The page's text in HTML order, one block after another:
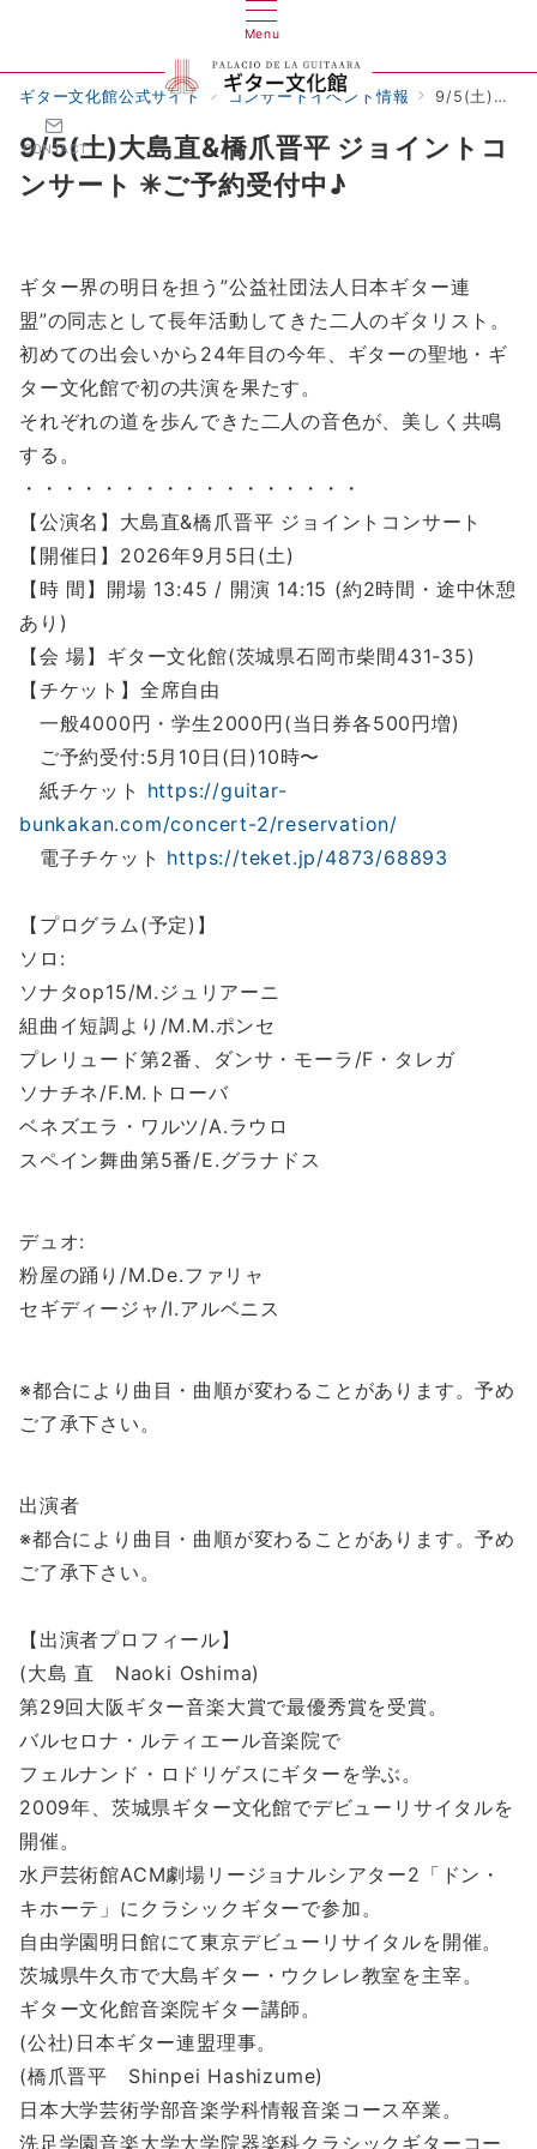
Menu
CONTACT
ギター文化館公式サイト コンサートイベント情報 9/5(土)大島直&橋爪晋平 ジョイントコンサート ✳︎ご予約受付中♪
9/5(土)大島直&橋爪晋平 ジョイントコ
ンサート ✳︎ご予約受付中♪
ギター界の明日を担う”公益社団法人日本ギター連
盟”の同志として長年活動してきた二人のギタリスト。
初めての出会いから24年目の今年、ギターの聖地・ギ
ター文化館で初の共演を果たす。
それぞれの道を歩んできた二人の音色が、美しく共鳴
する。
・・・・・・・・・・・・・・・・・
【公演名】大島直&橋爪晋平 ジョイントコンサート
【開催日】2026年9月5日(土)
【時 間】開場 13:45 / 開演 14:15 (約2時間・途中休憩
あり)
【会 場】ギター文化館(茨城県石岡市柴間431-35)
【チケット】全席自由
一般4000円・学生2000円(当日券各500円増)
ご予約受付:5月10日(日)10時〜
紙チケット https://guitar-
bunkakan.com/concert-2/reservation/
電子チケット https://teket.jp/4873/68893
【プログラム(予定)】
ソロ:
ソナタop15/M.ジュリアーニ
組曲イ短調より/M.M.ポンセ
プレリュード第2番、ダンサ・モーラ/F・タレガ
ソナチネ/F.M.トローバ
ベネズエラ・ワルツ/A.ラウロ
スペイン舞曲第5番/E.グラナドス
デュオ:
粉屋の踊り/M.De.ファリャ
セギディージャ/I.アルベニス
※都合により曲目・曲順が変わることがあります。予め
ご了承下さい。
出演者
※都合により曲目・曲順が変わることがあります。予め
ご了承下さい。
【出演者プロフィール】
(大島 直 Naoki Oshima)
第29回大阪ギター音楽大賞で最優秀賞を受賞。
バルセロナ・ルティエール音楽院で
フェルナンド・ロドリゲスにギターを学ぶ。
2009年、茨城県ギター文化館でデビューリサイタルを
開催。
水戸芸術館ACM劇場リージョナルシアター2「ドン・
キホーテ」にクラシックギターで参加。
自由学園明日館にて東京デビューリサイタルを開催。
茨城県牛久市で大島ギター・ウクレレ教室を主宰。
ギター文化館音楽院ギター講師。
(公社)日本ギター連盟理事。
(橋爪晋平 Shinpei Hashizume)
日本大学芸術学部音楽学科情報音楽コース卒業。
洗足学園音楽大学大学院器楽科クラシックギターコー